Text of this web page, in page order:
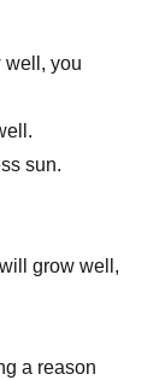
well, you
sun.
grow well,
a reason